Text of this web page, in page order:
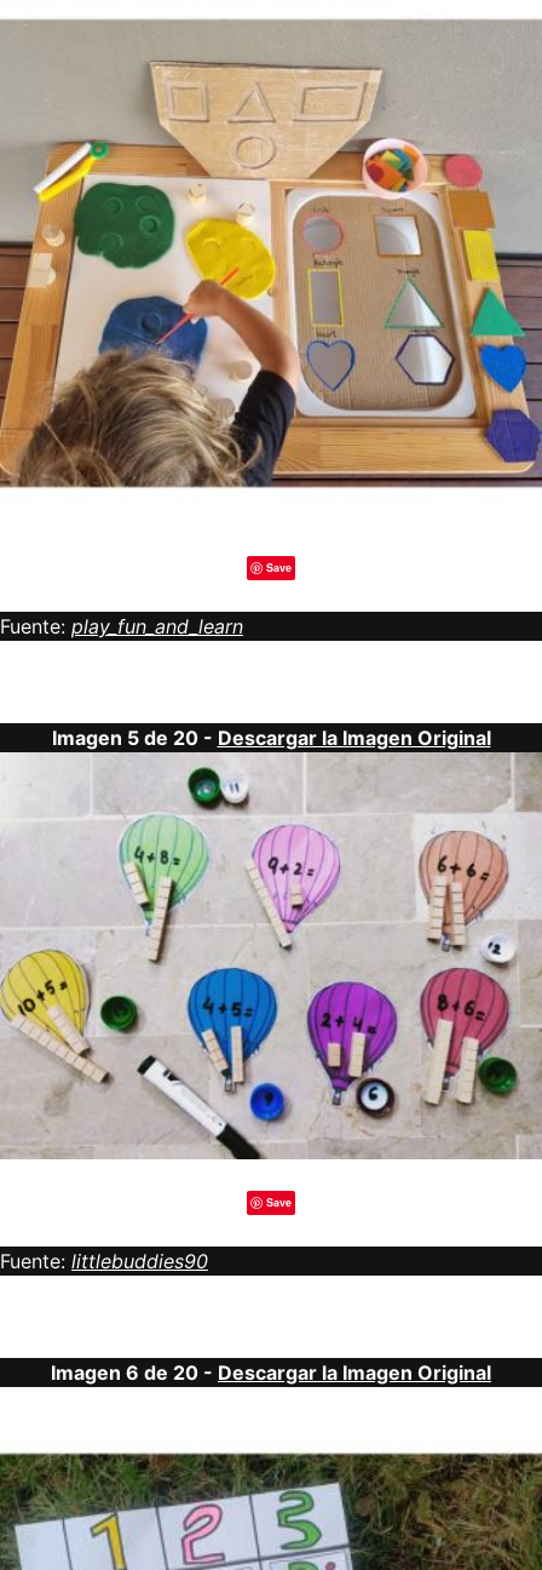
Save
Fuente: play_fun_and_learn
Imagen 5 de 20 - Descargar la Imagen Original
Save
Fuente: littlebuddies90
Imagen 6 de 20 - Descargar la Imagen Original